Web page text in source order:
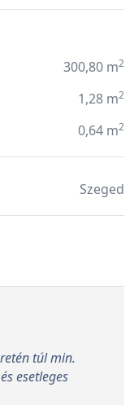
300,80 m2
1,28 m2
0,64 m2
Szeged
túl min.
esetleges